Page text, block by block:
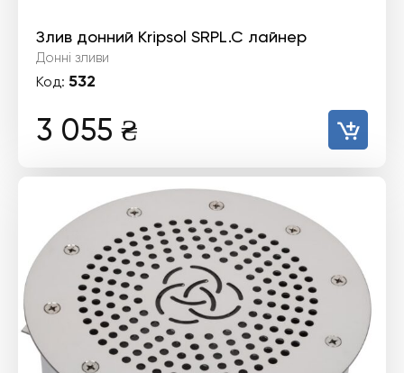
Злив донний Kripsol SRPL.C лайнер
Донні зливи
Код: 532
3 055 ₴